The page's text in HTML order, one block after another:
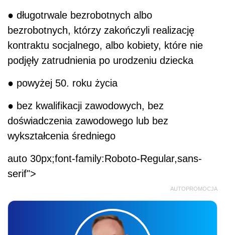
● długotrwale bezrobotnych albo
bezrobotnych, którzy zakończyli realizację
kontraktu socjalnego, albo kobiety, które nie
podjęły zatrudnienia po urodzeniu dziecka
● powyżej 50. roku życia
● bez kwalifikacji zawodowych, bez
doświadczenia zawodowego lub bez
wykształcenia średniego
auto 30px;font-family:Roboto-Regular,sans-
serif">
AUTOPROMOCJA